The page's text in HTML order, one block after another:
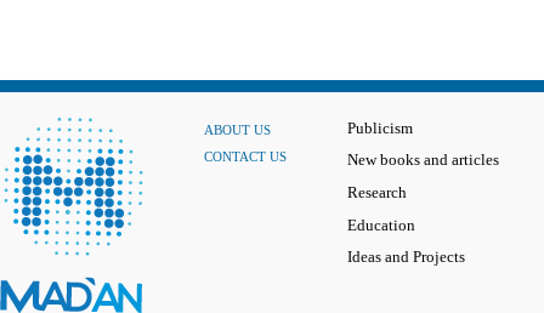
ABOUT US
CONTACT US
Publicism
New books and articles
Research
Education
Ideas and Projects